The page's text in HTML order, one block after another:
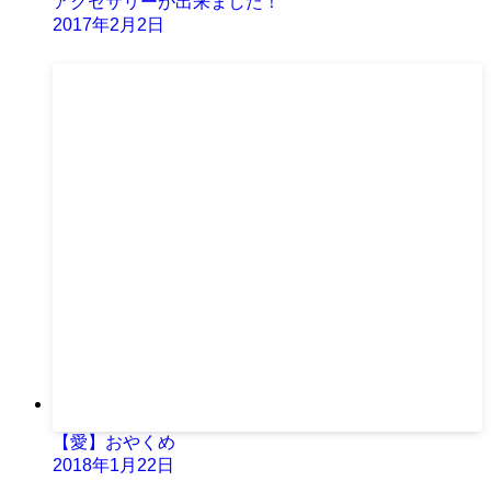
2017年2月2日
【愛】おやくめ
2018年1月22日